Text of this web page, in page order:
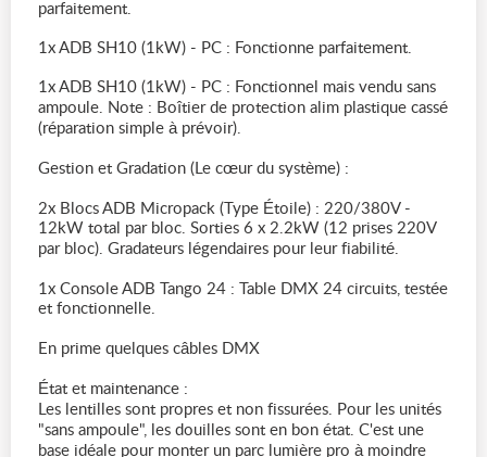
parfaitement.
1x ADB SH10 (1kW) - PC : Fonctionne parfaitement.
1x ADB SH10 (1kW) - PC : Fonctionnel mais vendu sans
ampoule. Note : Boîtier de protection alim plastique cassé
(réparation simple à prévoir).
Gestion et Gradation (Le cœur du système) :
2x Blocs ADB Micropack (Type Étoile) : 220/380V -
12kW total par bloc. Sorties 6 x 2.2kW (12 prises 220V
par bloc). Gradateurs légendaires pour leur fiabilité.
1x Console ADB Tango 24 : Table DMX 24 circuits, testée
et fonctionnelle.
En prime quelques câbles DMX
État et maintenance :
Les lentilles sont propres et non fissurées. Pour les unités
"sans ampoule", les douilles sont en bon état. C'est une
base idéale pour monter un parc lumière pro à moindre